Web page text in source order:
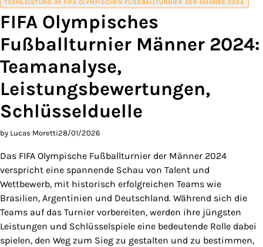
TEAMLEISTUNG IM FIFA OLYMPISCHEN FUSSBALLTURNIER DER MÄNNER 2024
FIFA Olympisches
Fußballturnier Männer 2024:
Teamanalyse,
Leistungsbewertungen,
Schlüsselduelle
by Lucas Moretti28/01/2026
Das FIFA Olympische Fußballturnier der Männer 2024
verspricht eine spannende Schau von Talent und
Wettbewerb, mit historisch erfolgreichen Teams wie
Brasilien, Argentinien und Deutschland. Während sich die
Teams auf das Turnier vorbereiten, werden ihre jüngsten
Leistungen und Schlüsselspiele eine bedeutende Rolle dabei
spielen, den Weg zum Sieg zu gestalten und zu bestimmen,